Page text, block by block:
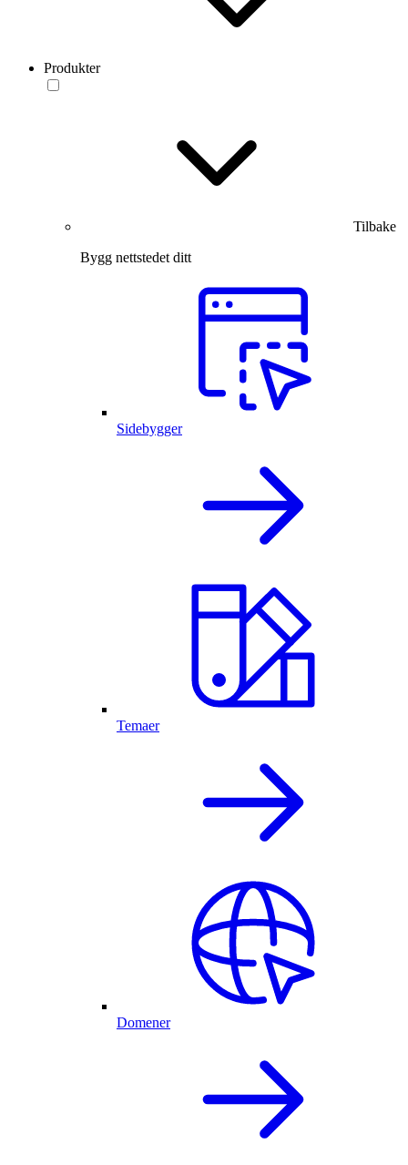
Produkter
Tilbake
Bygg nettstedet ditt
Sidebygger
Temaer
Domener